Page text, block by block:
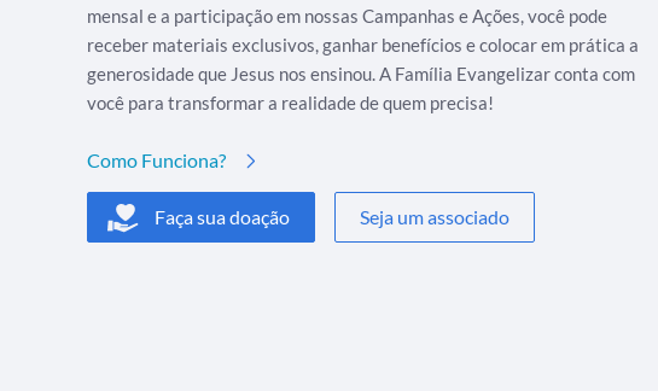
mensal e a participação em nossas Campanhas e Ações, você pode
receber materiais exclusivos, ganhar benefícios e colocar em prática a
generosidade que Jesus nos ensinou. A Família Evangelizar conta com
você para transformar a realidade de quem precisa!
Como Funciona?
Faça sua doação Seja um associado